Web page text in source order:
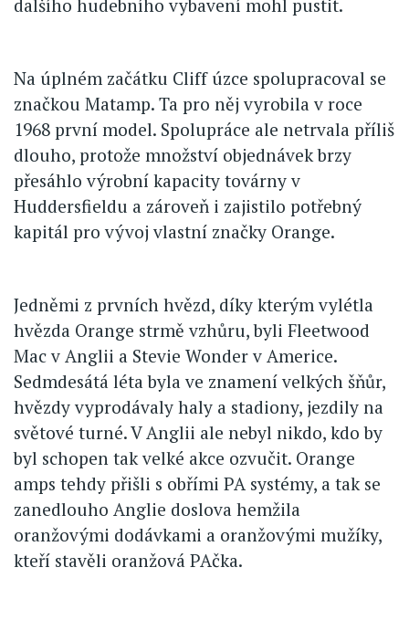
dalšího hudebního vybavení mohl pustit.
Na úplném začátku Cliff úzce spolupracoval se
značkou Matamp. Ta pro něj vyrobila v roce
1968 první model. Spolupráce ale netrvala příliš
dlouho, protože množství objednávek brzy
přesáhlo výrobní kapacity továrny v
Huddersfieldu a zároveň i zajistilo potřebný
kapitál pro vývoj vlastní značky Orange.
Jedněmi z prvních hvězd, díky kterým vylétla
hvězda Orange strmě vzhůru, byli Fleetwood
Mac v Anglii a Stevie Wonder v Americe.
Sedmdesátá léta byla ve znamení velkých šňůr,
hvězdy vyprodávaly haly a stadiony, jezdily na
světové turné. V Anglii ale nebyl nikdo, kdo by
byl schopen tak velké akce ozvučit. Orange
amps tehdy přišli s obřími PA systémy, a tak se
zanedlouho Anglie doslova hemžila
oranžovými dodávkami a oranžovými mužíky,
kteří stavěli oranžová PAčka.